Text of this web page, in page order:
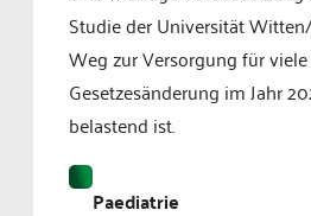
Studie der Universität
Weg zur Versorgung für
Gesetzesänderung im Jahr
belastend ist.
Paediatrie